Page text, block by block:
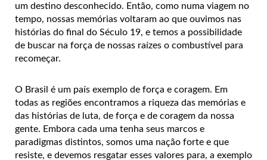
um destino desconhecido. Então, como numa viagem no
tempo, nossas memórias voltaram ao que ouvimos nas
histórias do final do Século 19, e temos a possibilidade
de buscar na força de nossas raízes o combustível para
recomeçar.
O Brasil é um país exemplo de força e coragem. Em
todas as regiões encontramos a riqueza das memórias e
das histórias de luta, de força e de coragem da nossa
gente. Embora cada uma tenha seus marcos e
paradigmas distintos, somos uma nação forte e que
resiste, e devemos resgatar esses valores para, a exemplo